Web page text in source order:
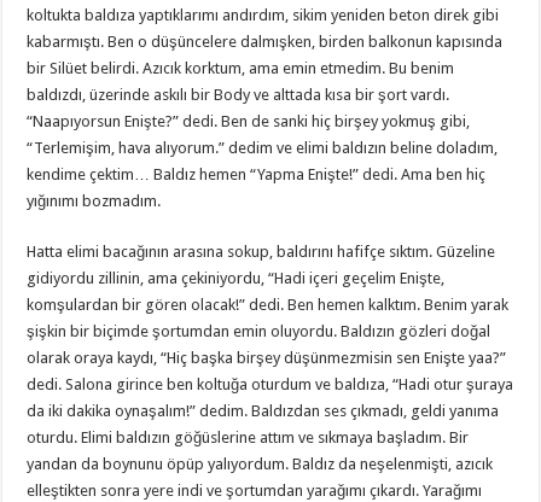
koltukta baldıza yaptıklarımı andırdım, sikim yeniden beton direk gibi
kabarmıştı. Ben o düşüncelere dalmışken, birden balkonun kapısında
bir Silüet belirdi. Azıcık korktum, ama emin etmedim. Bu benim
baldızdı, üzerinde askılı bir Body ve alttada kısa bir şort vardı.
“Naapıyorsun Enişte?” dedi. Ben de sanki hiç birşey yokmuş gibi,
“Terlemişim, hava alıyorum.” dedim ve elimi baldızın beline doladım,
kendime çektim… Baldız hemen “Yapma Enişte!” dedi. Ama ben hiç
yığınımı bozmadım.
Hatta elimi bacağının arasına sokup, baldırını hafifçe sıktım. Güzeline
gidiyordu zillinin, ama çekiniyordu, “Hadi içeri geçelim Enişte,
komşulardan bir gören olacak!” dedi. Ben hemen kalktım. Benim yarak
şişkin bir biçimde şortumdan emin oluyordu. Baldızın gözleri doğal
olarak oraya kaydı, “Hiç başka birşey düşünmezmisin sen Enişte yaa?”
dedi. Salona girince ben koltuğa oturdum ve baldıza, “Hadi otur şuraya
da iki dakika oynaşalım!” dedim. Baldızdan ses çıkmadı, geldi yanıma
oturdu. Elimi baldızın göğüslerine attım ve sıkmaya başladım. Bir
yandan da boynunu öpüp yalıyordum. Baldız da neşelenmişti, azıcık
elleştikten sonra yere indi ve şortumdan yarağımı çıkardı. Yarağımı